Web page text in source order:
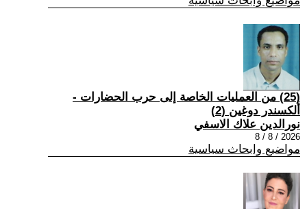
(25) من العمليات الخاصة إلى حرب الحضارات -
ألكسندر دوغين (2)
نورالدين علاك الاسفي
2026 / 8 / 8
مواضيع وابحاث سياسية